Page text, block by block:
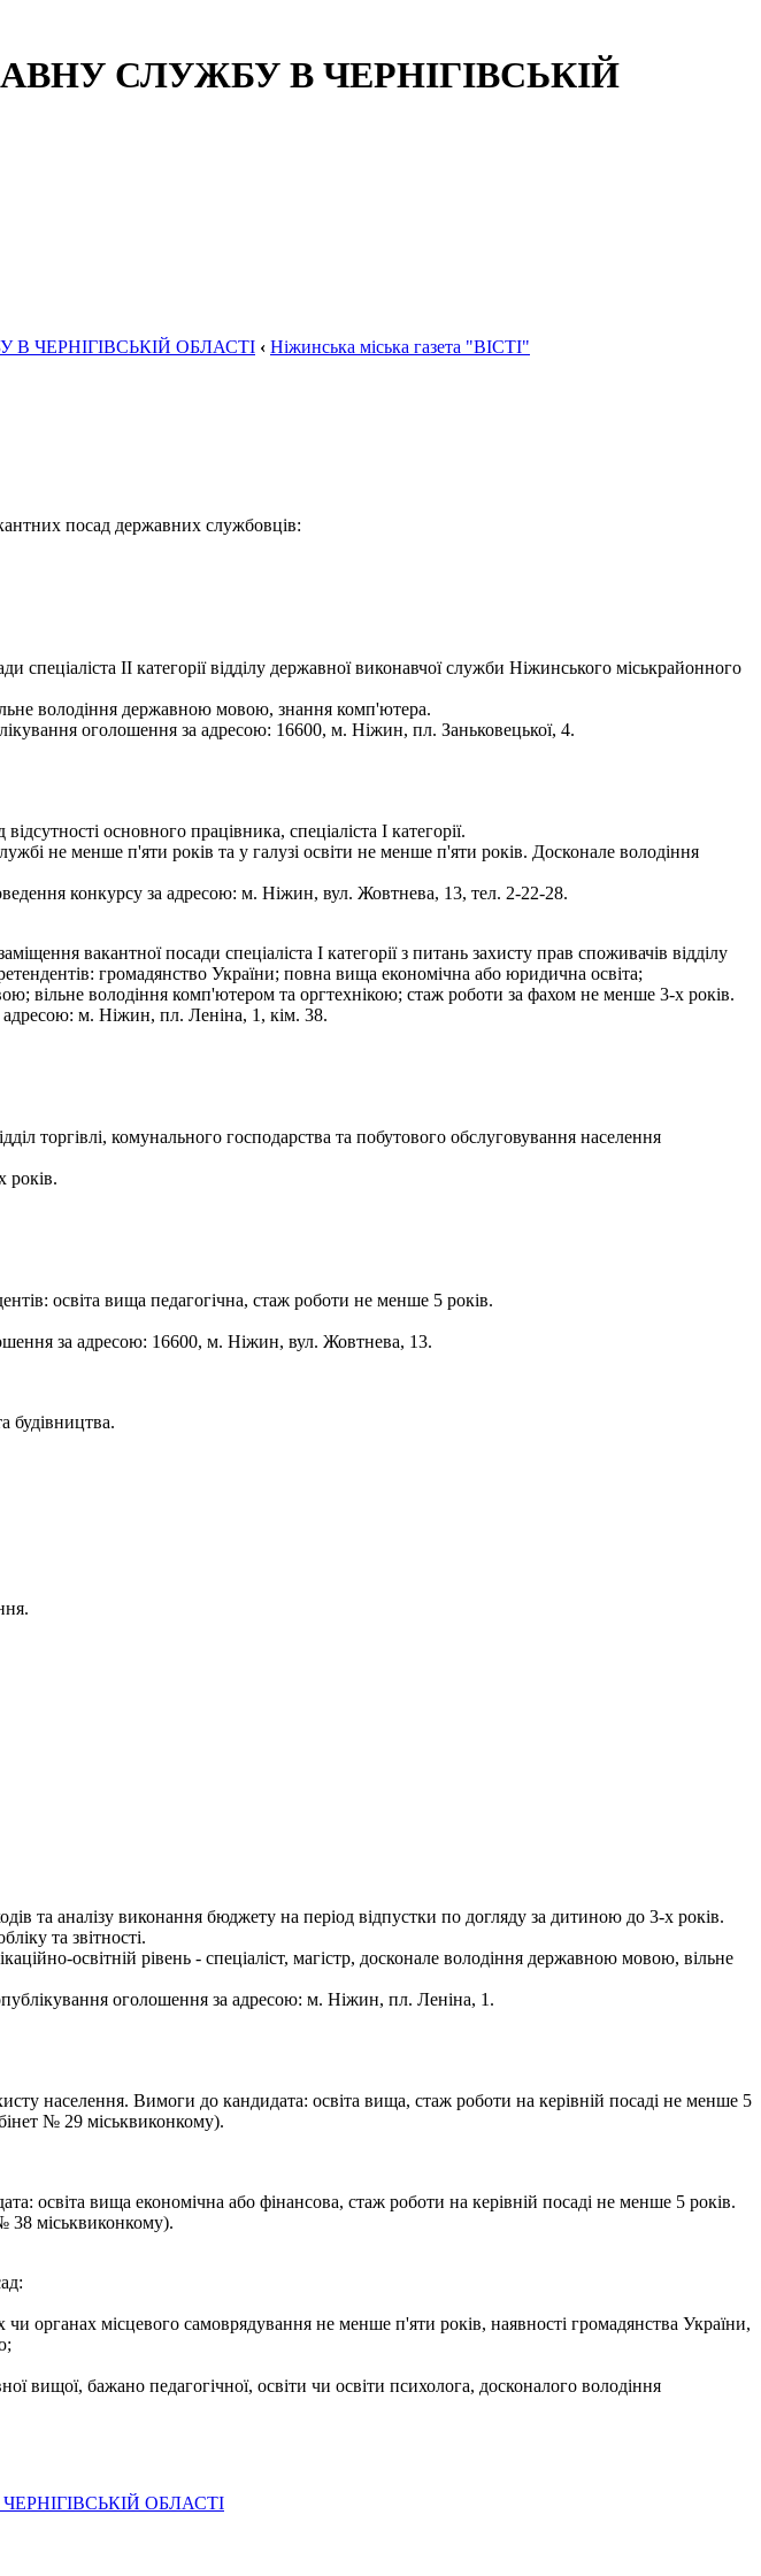
СЛУЖБУ В ЧЕРНІГІВСЬКІЙ
ЧЕРНІГІВСЬКІЙ ОБЛАСТІ ‹ Ніжинська міська газета "ВІСТІ"
посад державних службовців:
ІІ категорії відділу державної виконавчої служби Ніжинського міськрайонного
володіння державною мовою, знання комп'ютера.
оголошення за адресою: 16600, м. Ніжин, пл. Заньковецької, 4.
основного працівника, спеціаліста І категорії.
не менше п'яти років та у галузі освіти не менше п'яти років. Досконале володіння
конкурсу за адресою: м. Ніжин, вул. Жовтнева, 13, тел. 2-22-28.
посади спеціаліста І категорії з питань захисту прав споживачів відділу
громадянство України; повна вища економічна або юридична освіта;
вільне володіння комп'ютером та оргтехнікою; стаж роботи за фахом не менше 3-х років.
м. Ніжин, пл. Леніна, 1, кім. 38.
торгівлі, комунального господарства та побутового обслуговування населення
років.
освіта вища педагогічна, стаж роботи не менше 5 років.
за адресою: 16600, м. Ніжин, вул. Жовтнева, 13.
будівництва.
та аналізу виконання бюджету на період відпустки по догляду за дитиною до 3-х років.
та звітності.
освітній рівень - спеціаліст, магістр, досконале володіння державною мовою, вільне
оголошення за адресою: м. Ніжин, пл. Леніна, 1.
населення. Вимоги до кандидата: освіта вища, стаж роботи на керівній посаді не менше 5
№ 29 міськвиконкому).
освіта вища економічна або фінансова, стаж роботи на керівній посаді не менше 5 років.
38 міськвиконкому).
органах місцевого самоврядування не менше п'яти років, наявності громадянства України,
вищої, бажано педагогічної, освіти чи освіти психолога, досконалого володіння
ОБЛАСТІ